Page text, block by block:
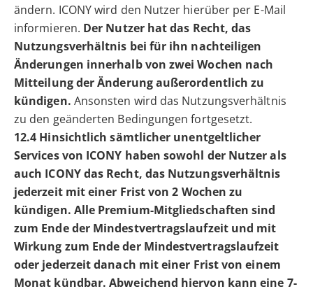
ändern. ICONY wird den Nutzer hierüber per E-Mail
informieren. Der Nutzer hat das Recht, das
Nutzungsverhältnis bei für ihn nachteiligen
Änderungen innerhalb von zwei Wochen nach
Mitteilung der Änderung außerordentlich zu
kündigen. Ansonsten wird das Nutzungsverhältnis
zu den geänderten Bedingungen fortgesetzt.
12.4 Hinsichtlich sämtlicher unentgeltlicher
Services von ICONY haben sowohl der Nutzer als
auch ICONY das Recht, das Nutzungsverhältnis
jederzeit mit einer Frist von 2 Wochen zu
kündigen. Alle Premium-Mitgliedschaften sind
zum Ende der Mindestvertragslaufzeit und mit
Wirkung zum Ende der Mindestvertragslaufzeit
oder jederzeit danach mit einer Frist von einem
Monat kündbar. Abweichend hiervon kann eine 7-